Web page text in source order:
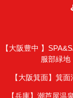
【大阪豊中 】
服部緑地
【大阪箕面】 箕面
【兵庫】 潮芦屋温